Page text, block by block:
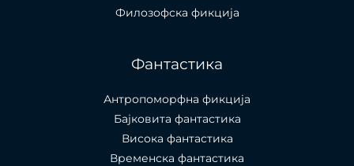
Филозофска фикција
Фантастика
Антропоморфна фикција
Бајковита фантастика
Висока фантастика
Временска фантастика